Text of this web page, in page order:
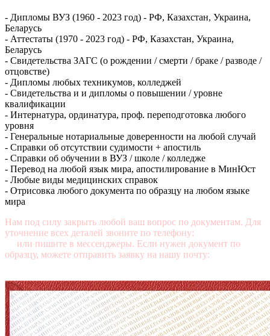
- Дипломы ВУЗ (1960 - 2023 год) - РФ, Казахстан, Украина,
Беларусь
- Аттестаты (1970 - 2023 год) - РФ, Казахстан, Украина,
Беларусь
- Свидетельства ЗАГС (о рождении / смерти / браке / разводе /
отцовстве)
- Дипломы любых техникумов, колледжей
- Свидетельства и и дипломы о повышении / уровне
квалификации
- Интернатура, ординатура, проф. переподготовка любого
уровня
- Генеральные нотариальные доверенности на любой случай
- Справки об отсутствии судимости + апостиль
- Справки об обучении в ВУЗ / школе / колледже
- Перевод на любой язык мира, апостилирование в МинЮст
- Любые виды медицинских справок
- Отрисовка любого документа по образцу на любом языке
мира
Нам под силу закрыть любой ваш вопрос по документам. Для
уточнение всех деталей звоните по телефону:
или пишите в мессенджеры. Если нужен документ по
образцу, можете отправить заявку на нашу почту: